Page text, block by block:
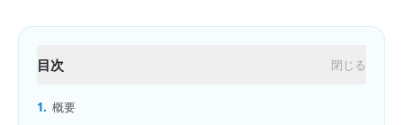
目次 閉じる
1. 概要